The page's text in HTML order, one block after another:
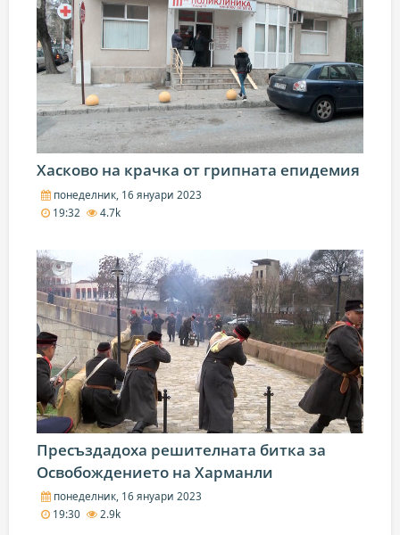
Хасково на крачка от грипната епидемия
понеделник, 16 януари 2023
19:32
4.7k
Пресъздадоха решителната битка за
Освобождението на Харманли
понеделник, 16 януари 2023
19:30
2.9k